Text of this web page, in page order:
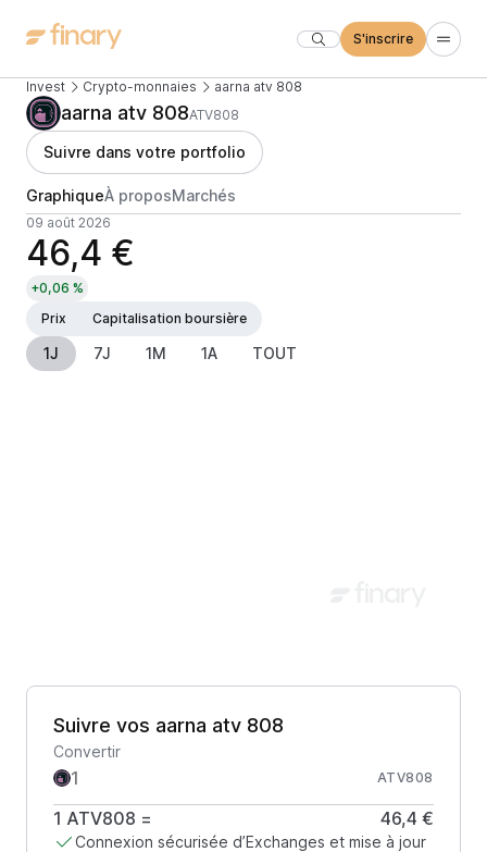
S'inscrire
Invest Crypto-monnaies aarna atv 808
aarna atv 808ATV808
Suivre dans votre portfolio
GraphiqueÀ proposMarchés
09 août 2026
46,4 €
+0,06 %
Prix
Capitalisation boursière
1J 7J 1M 1A TOUT
Suivre vos aarna atv 808
Convertir
ATV808
1 ATV808 = 46,4 €
Connexion sécurisée d’Exchanges et mise à jour